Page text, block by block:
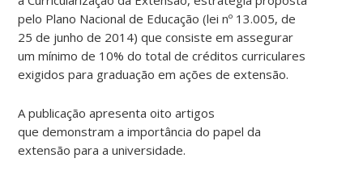
pelo Plano Nacional de Educação (lei nº 13.005, de
25 de junho de 2014) que consiste em assegurar
um mínimo de 10% do total de créditos curriculares
exigidos para graduação em ações de extensão.
A publicação apresenta oito artigos
que demonstram a importância do papel da
extensão para a universidade.